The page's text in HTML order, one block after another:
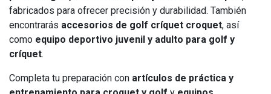
fabricados para ofrecer precisión y durabilidad. También
encontrarás accesorios de golf críquet croquet, así
como equipo deportivo juvenil y adulto para golf y
críquet.
Completa tu preparación con artículos de práctica y